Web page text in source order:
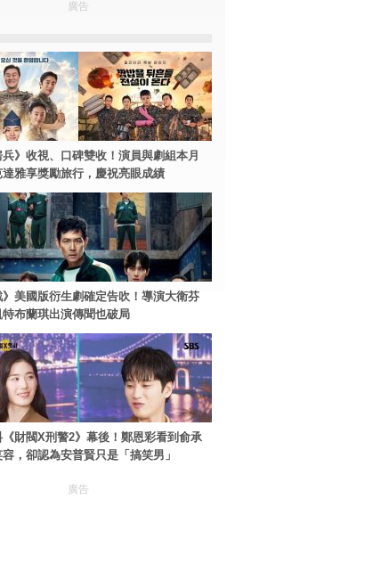
廣告
兵》收視、口碑雙收！演員與劇組本月
雅享獎勵旅行，慶祝亮眼成績
》美國版衍生劇確定告吹！導演大衛芬
布蘭琪出演傳聞也破局
財閥X刑警2》幕後！鄭恩彩看到俞承
，卻認為安普賢只是「搞笑男」
廣告